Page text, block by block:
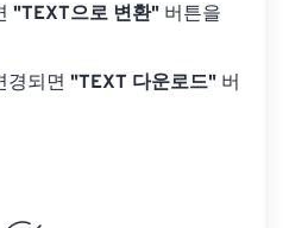
"TEXT으로 변환" 버튼을
경되면 "TEXT 다운로드" 버